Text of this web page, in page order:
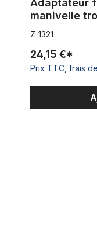
Adaptateur
manivelle
Z-1321
24,15 €*
Prix TTC, frais